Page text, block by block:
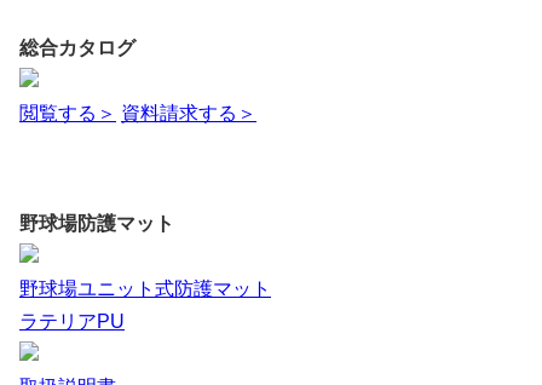
総合カタログ
閲覧する＞ 資料請求する＞
野球場防護マット
野球場ユニット式防護マット
ラテリアPU